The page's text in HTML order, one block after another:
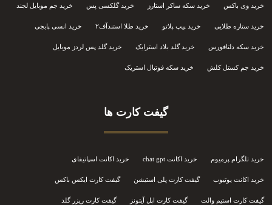
خرید وی باکس خرید سکه ساکر استارز خرید گلکسی پس خرید جم موبایل لجند
خرید ستاره طلایی خرید پیپ پلاتو خرید طلا استندآف۲ خرید انسی پابجی
خرید سکه دلتافورس خرید گلد بلاد استرایک خرید گلد پس لردز موبایل
خرید جم کستل کلش خرید سکه فوتبال استریک
گیفت کارت ها
خرید تلگرام پرمیوم خرید اکانت chat gpt خرید اکانت اسپاتیفای
خرید اکانت یوتیوب گیفت کارت پلی استیشن گیفت کارت ایکس باکس
گیفت کارت استیم والت گیفت کارت اپل آیتونز گیفت کارت ریزر گلد